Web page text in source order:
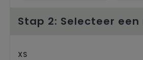
Stap 2: Selecteer
XS